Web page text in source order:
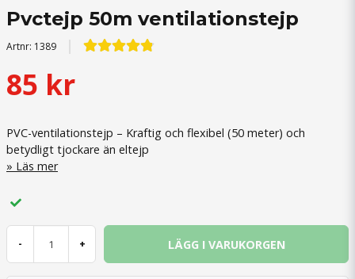
Pvctejp 50m ventilationstejp
Artnr: 1389
85 kr
PVC-ventilationstejp – Kraftig och flexibel (50 meter) och
betydligt tjockare än eltejp
Läs mer
- + LÄGG I VARUKORGEN